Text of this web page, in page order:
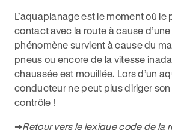
L’aquaplanage est le moment où le
contact avec la route à cause
phénomène survient à cause du
pneus ou encore de la vitesse
chaussée est mouillée. Lors d’un
conducteur ne peut plus diriger
contrôle !
➔Retour vers le lexique code de la